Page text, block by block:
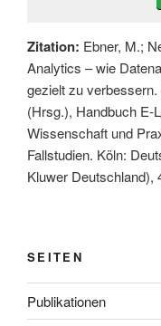
Zitation: Ebner, M.;
Analytics – wie
gezielt zu
(Hrsg.), Handbuch E-
Wissenschaft und
Fallstudien. Köln:
Kluwer Deutschland),
SEITEN
Publikationen